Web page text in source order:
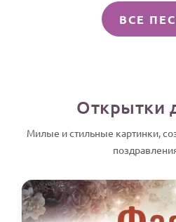
ВСЕ
Открытки
Милые и стильные картинки,